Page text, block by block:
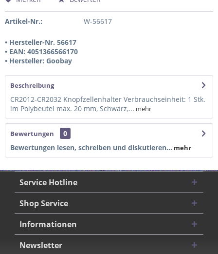
Artikel-Nr.: W-56617
• Hersteller-Nr. 56617
• EAN: 4051366566170
• Hersteller: Goobay
Beschreibung
CR2012-CR2032 Knopfzellenhalter Verbrauchseinheit: 1 Stk.
im Polybeutel max. 20 mm, Schwarz,... mehr
Bewertungen
0
Bewertungen lesen, schreiben und diskutieren... mehr
Service Hotline
Shop Service
Informationen
Newsletter